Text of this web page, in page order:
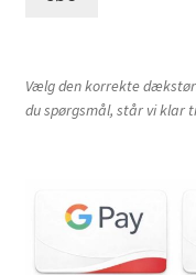
Vælg den korrekte
du spørgsmål, står vi klar